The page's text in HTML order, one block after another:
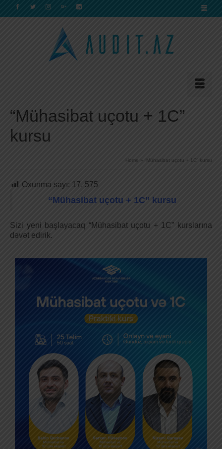
“Mühasibat uçotu + 1C”
kursu
Home » “Mühasibat uçotu + 1C” kursu
Oxunma sayı: 17. 575
“Mühasibat uçotu + 1C” kursu
Sizi yeni başlayacaq “Mühasibat uçotu + 1C” kurslarına
dəvət edirik.